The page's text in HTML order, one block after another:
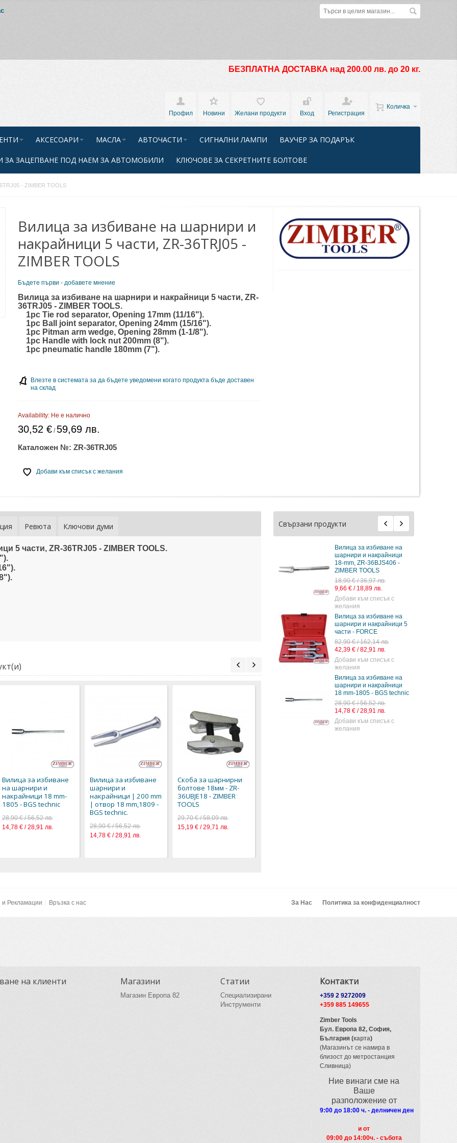
БЕЗПЛАТНА ДОСТАВКА над 200.00 лв. до 20 кг.
Количка
Профил
Новини Желани продукти Вход Регистрация
АКСЕСОАРИ МАСЛА АВТОЧАСТИ СИГНАЛНИ ЛАМПИ ВАУЧЕР ЗА ПОДАРЪК
ЗА ЗАЦЕПВАНЕ ПОД НАЕМ ЗА АВТОМОБИЛИ КЛЮЧОВЕ ЗА СЕКРЕТНИТЕ БОЛТОВЕ
- ZIMBER TOOLS
Вилица за избиване на шарнири и
накрайници 5 части, ZR-36TRJ05 -
ZIMBER TOOLS
Бъдете първи - добавете мнение
Вилица за избиване на шарнири и накрайници 5 части, ZR-
36TRJ05 - ZIMBER TOOLS.
1pc Tie rod separator, Opening 17mm (11/16").
1pc Ball joint separator, Opening 24mm (15/16").
1pc Pitman arm wedge, Opening 28mm (1-1/8").
1pc Handle with lock nut 200mm (8").
1pc pneumatic handle 180mm (7").
Влезте в системата за да бъдете уведомени когато продукта бъде доставен
на склад
Availability: Не е налично
30,52 € / 59,69 лв.
Каталожен №:ZR-36TRJ05
Добави към списък с желания
Ревюта Ключови думи
5 части, ZR-36TRJ05 - ZIMBER TOOLS.
Свързани продукти
Вилица за избиване на
шарнири и накрайници
18-mm, ZR-36BJS406 -
ZIMBER TOOLS
18,90 € / 36,97 лв.
9,66 € / 18,89 лв.
Добави към списък с
желания
Вилица за избиване на
шарнири и накрайници 5
части - FORCE
82,90 € / 162,14 лв.
42,39 € / 82,91 лв.
Добави към списък с
желания
Вилица за избиване на
шарнири и накрайници
18 mm-1805 - BGS technic
28,90 € / 56,52 лв.
14,78 € / 28,91 лв.
Добави към списък с
желания
Вилица за избиване
на шарнири и
накрайници 18 mm-
1805 - BGS technic
28,90 € / 56,52 лв.
14,78 € / 28,91 лв.
Вилица за избиване
шарнири и
накрайници | 200 mm
| отвор 18 mm,1809 -
BGS technic.
28,90 € / 56,52 лв.
14,78 € / 28,91 лв.
Скоба за шарнирни
болтове 18мм - ZR-
36UBJE18 - ZIMBER
TOOLS
29,70 € / 58,09 лв.
15,19 € / 29,71 лв.
и Рекламации Връзка с нас За Нас Политика за конфиденциалност
на клиенти Магазини
Магазин Европа 82
Статии
Специализирани
Инструменти
Контакти
+359 2 9272009
+359 885 149655
Zimber Tools
Бул. Европа 82,София,
България (карта)
(Магазинът се намира в
близост до метростанция
Сливница)
Ние винаги сме на
Ваше
разположение от
9:00 до 18:00 ч. - делничен ден
и от
09:00 до 14:00ч. - събота